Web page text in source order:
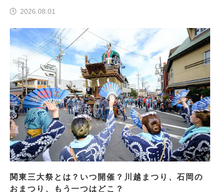
2026.08.01
関東三大祭とは？いつ開催？川越まつり、石岡の
おまつり、もう一つはどこ？